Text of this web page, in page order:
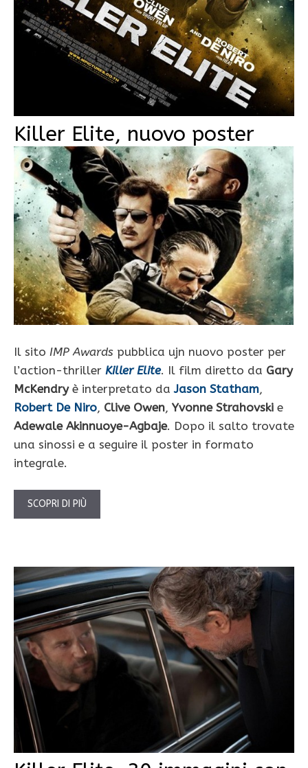
Killer Elite, nuovo poster
Il sito IMP Awards pubblica ujn nuovo poster per
l’action-thriller Killer Elite. Il film diretto da Gary
McKendryè interpretato daJason Statham,
Robert De Niro, Clive Owen, Yvonne Strahovski e
Adewale Akinnuoye-Agbaje. Dopo il salto trovate
una sinossi e a seguire il poster in formato
integrale.
SCOPRI DI PIÙ